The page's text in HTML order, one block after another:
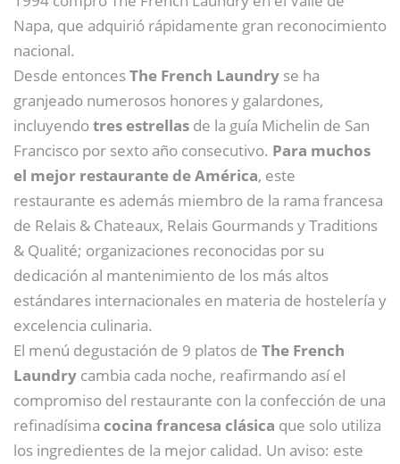
Napa, que adquirió rápidamente gran reconocimiento
nacional.
Desde entoncesThe French Laundry se ha
granjeado numerosos honores y galardones,
incluyendotres estrellas de la guía Michelin de San
Francisco por sexto año consecutivo. Para muchos
el mejor restaurante de América, este
restaurante es además miembro de la rama francesa
de Relais & Chateaux, Relais Gourmands y Traditions
& Qualité; organizaciones reconocidas por su
dedicación al mantenimiento de los más altos
estándares internacionales en materia de hostelería y
excelencia culinaria.
El menú degustación de 9 platos de The French
Laundry cambia cada noche, reafirmando así el
compromiso del restaurante con la confección de una
refinadísima cocina francesa clásica que solo utiliza
los ingredientes de la mejor calidad. Un aviso: este